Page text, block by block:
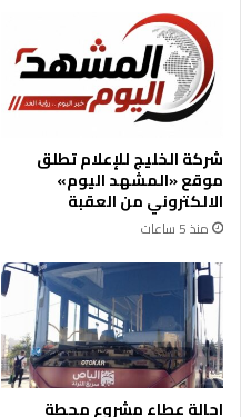
ي
و
م
ه
ا
ا
خ
ا
م
س
ن
و
م
ب
م
ر
ا
س
م
ج
ن
ا
شركة الخليج للإعلام تطلق
موقع «المشهد اليوم»
الالكتروني من العقبة
منذ 5 ساعات
احالة عطاء مشروع محطة